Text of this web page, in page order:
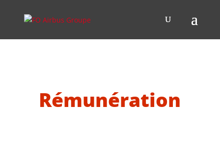
Rémunération